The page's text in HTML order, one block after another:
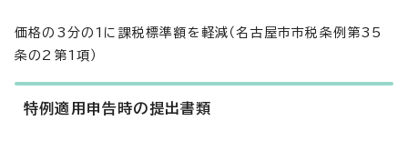
価格の3分の1に課税標準額を軽減（名古屋市市税条例第35
条の2第1項）
特例適用申告時の提出書類